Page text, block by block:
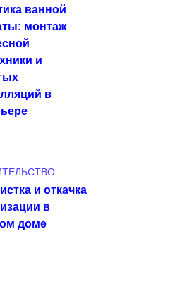
ванной
монтаж
и
в
и откачка
в
доме